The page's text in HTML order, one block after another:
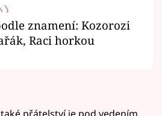
znamení: Kozorozi
Raci horkou